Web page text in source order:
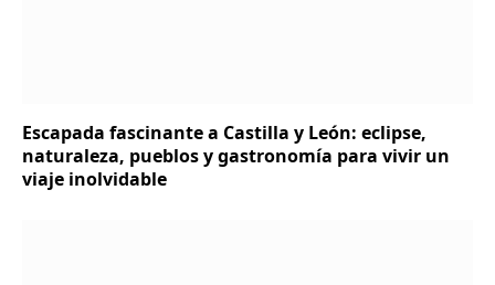
Escapada fascinante a Castilla y León: eclipse,
naturaleza, pueblos y gastronomía para vivir un
viaje inolvidable